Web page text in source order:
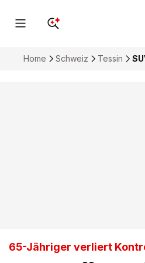
Home Schweiz Tessin
65-Jähriger verliert